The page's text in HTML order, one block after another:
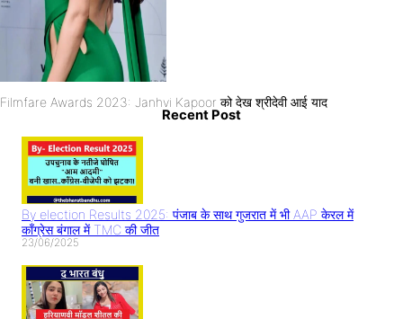
Filmfare Awards 2023: Janhvi Kapoor को देख श्रीदेवी आई याद
Recent Post
By election Results 2025: पंजाब के साथ गुजरात में भी AAP केरल में
काँग्रेस बंगाल में TMC की जीत
23/06/2025